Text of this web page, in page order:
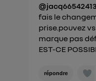
@jacq66542413
fais le
prise.pouvez
marque pas
EST-CE
répondre